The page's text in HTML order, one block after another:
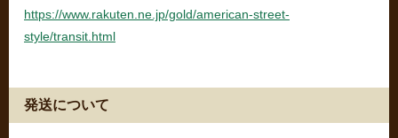
https://www.rakuten.ne.jp/gold/american-street-
style/transit.html
発送について